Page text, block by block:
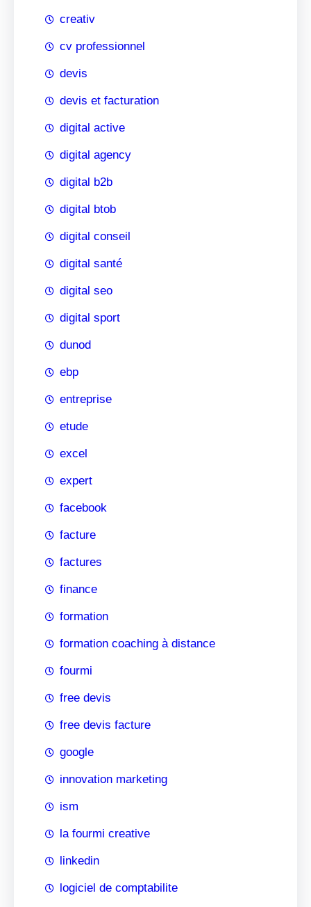
creativ
cv professionnel
devis
devis et facturation
digital active
digital agency
digital b2b
digital btob
digital conseil
digital santé
digital seo
digital sport
dunod
ebp
entreprise
etude
excel
expert
facebook
facture
factures
finance
formation
formation coaching à distance
fourmi
free devis
free devis facture
google
innovation marketing
ism
la fourmi creative
linkedin
logiciel de comptabilite